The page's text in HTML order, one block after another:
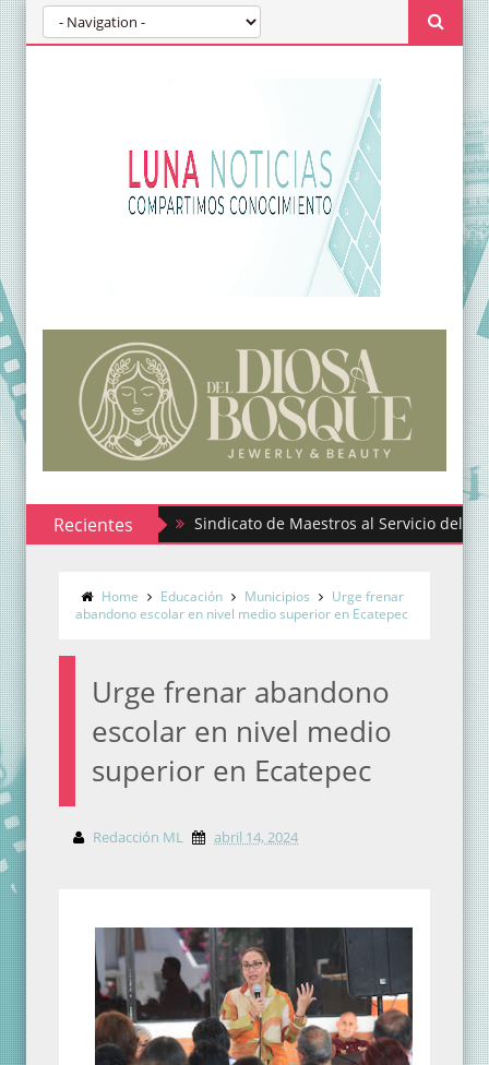
RecientesSindicato de Maestros al Servicio del Estado de
Home Educación Municipios
Urge frenar
abandono escolar en nivel medio superior en Ecatepec
Urge frenar abandono
escolar en nivel medio
superior en Ecatepec
Redacción ML abril 14, 2024